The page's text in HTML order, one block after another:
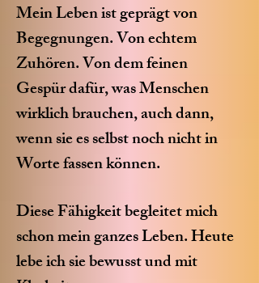
Mein Leben ist geprägt von
Begegnungen. Von echtem
Zuhören. Von dem feinen
Gespür dafür, was Menschen
wirklich brauchen, auch dann,
wenn sie es selbst noch nicht in
Worte fassen können.
Diese Fähigkeit begleitet mich
schon mein ganzes Leben. Heute
lebe ich sie bewusst und mit